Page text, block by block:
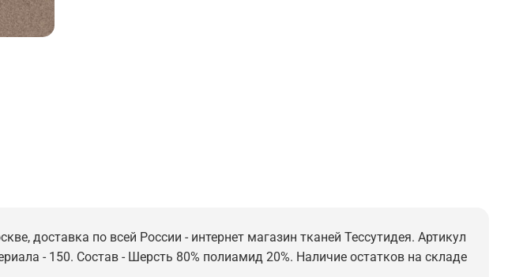
доставка по всей России - интернет магазин тканей Тессутидея. Артикул
- 150. Состав - Шерсть 80% полиамид 20%. Наличие остатков на складе